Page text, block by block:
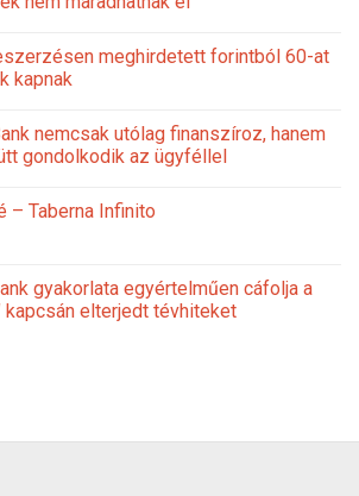
meghirdetett forintból 60-at
kapnak
nemcsak utólag finanszíroz, hanem
gondolkodik az ügyféllel
– Taberna Infinito
gyakorlata egyértelműen cáfolja a
kapcsán elterjedt tévhiteket